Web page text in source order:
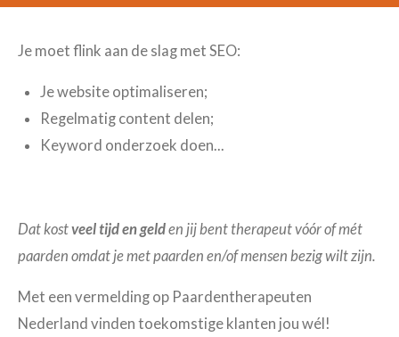
Je moet flink aan de slag met SEO:
Je website optimaliseren;
Regelmatig content delen;
Keyword onderzoek doen...
Dat kostveel tijd en gelden jij bent therapeut vóór of mét
paarden omdat je met paarden en/of mensen bezig wilt zijn.
Met een vermelding op Paardentherapeuten
Nederland vinden toekomstige klanten jou wél!